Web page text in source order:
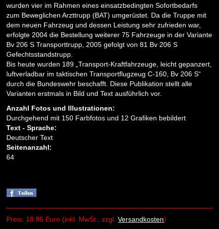
wurden vier im Rahmen eines einsatzbedingten Sofortbedarfs
zum Beweglichen Arzttrupp (BAT) umgerüstet. Da die Truppe mit
dem neuen Fahrzeug und dessen Leistung sehr zufrieden war,
erfolgte 2004 die Bestellung weiterer 75 Fahrzeuge in der Variante
Bv 206 S Transporttrupp, 2005 gefolgt von 81 Bv 206 S
Gefechtsstandstrupp.
Bis heute wurden 189 „Transport-Kraftfahrzeuge, leicht gepanzert,
luftverladbar im taktischen Transportflugzeug C-160, Bv 206 S“
durch die Bundeswehr beschafft. Diese Publikation stellt alle
Varianten erstmals in Bild und Text ausführlich vor.
Anzahl Fotos und Illustrationen:
Durchgehend mit 150 Farbfotos und 12 Grafiken bebildert
Text - Sprache:
Deutscher Text
Seitenanzahl:
64
Preis: 18.95 Euro (inkl. MwSt., zzgl.Versandkosten)